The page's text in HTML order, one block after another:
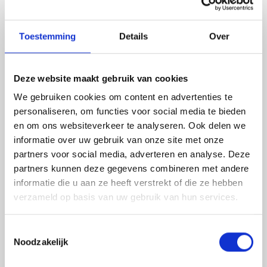
Toestemming Details Over
Deze website maakt gebruik van cookies
We gebruiken cookies om content en advertenties te
personaliseren, om functies voor social media te bieden
en om ons websiteverkeer te analyseren. Ook delen we
informatie over uw gebruik van onze site met onze
partners voor social media, adverteren en analyse. Deze
partners kunnen deze gegevens combineren met andere
informatie die u aan ze heeft verstrekt of die ze hebben
verzameld op basis van uw gebruik van hun services.
Noodzakelijk
toekomstbestendiger te maken. Of je nu net
start of al jaren onderneemt, dit model biedt
de structuur die je nodig hebt om je ambities
Wat maakt het MetaFrame uniek voor
jouw bedrijf?
Het MetaFrame onderscheidt zich door zijn
flexibiliteit en schaalbaarheid. Het is ontworpen om
specifieke voordelen: